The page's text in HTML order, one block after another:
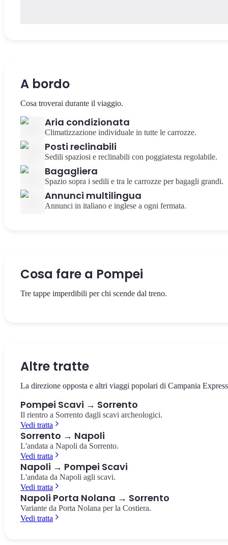
A bordo
Cosa troverai durante il viaggio.
Aria condizionata
Climatizzazione individuale in tutte le carrozze.
Posti reclinabili
Sedili spaziosi e reclinabili con poggiatesta regolabile.
Bagagliera
Spazio sopra i sedili e tra le carrozze per bagagli grandi.
Annunci multilingua
Annunci in italiano e inglese a ogni fermata.
Cosa fare a Pompei
Tre tappe imperdibili per chi scende dal treno.
Altre tratte
La direzione opposta e altri viaggi popolari di Campania
Pompei Scavi → Sorrento
Il rientro a Sorrento dagli scavi archeologici.
Vedi tratta
Sorrento → Napoli
L'andata a Napoli da Sorrento.
Vedi tratta
Napoli → Pompei Scavi
L'andata da Napoli agli scavi.
Vedi tratta
Napoli Porta Nolana → Sorrento
Variante da Porta Nolana per la Costiera.
Vedi tratta